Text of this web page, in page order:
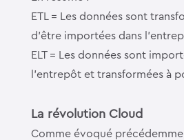
ETL = Les données sont
d’être importées dans
ELT = Les données sont
l’entrepôt et transformées à
La révolution Cloud
Comme évoqué